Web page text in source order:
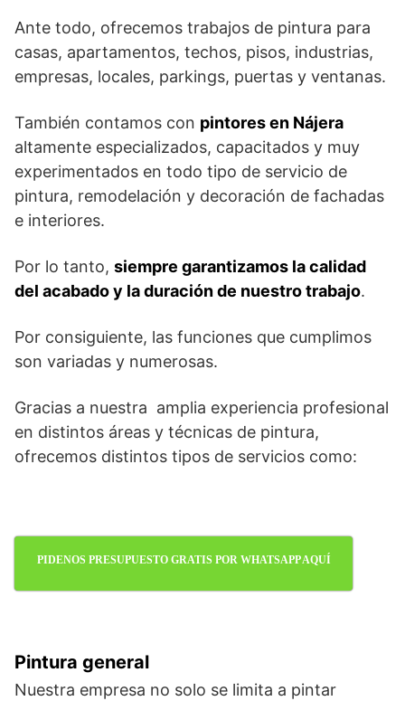
Ante todo, ofrecemos trabajos de pintura para
casas, apartamentos, techos, pisos, industrias,
empresas, locales, parkings, puertas y ventanas.
También contamos con pintores en Nájera
altamente especializados, capacitados y muy
experimentados en todo tipo de servicio de
pintura, remodelación y decoración de fachadas
e interiores.
Por lo tanto, siempre garantizamos la calidad
del acabado y la duración de nuestro trabajo.
Por consiguiente, las funciones que cumplimos
son variadas y numerosas.
Gracias a nuestra amplia experiencia profesional
en distintos áreas y técnicas de pintura,
ofrecemos distintos tipos de servicios como:
PIDENOS PRESUPUESTO GRATIS POR WHATSAPP AQUÍ
Pintura general
Nuestra empresa no solo se limita a pintar